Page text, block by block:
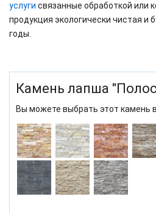
услуги связанные обработкой или
продукция экологически чистая и
годы.
Камень лапша
Вы можете выбрать этот камень в